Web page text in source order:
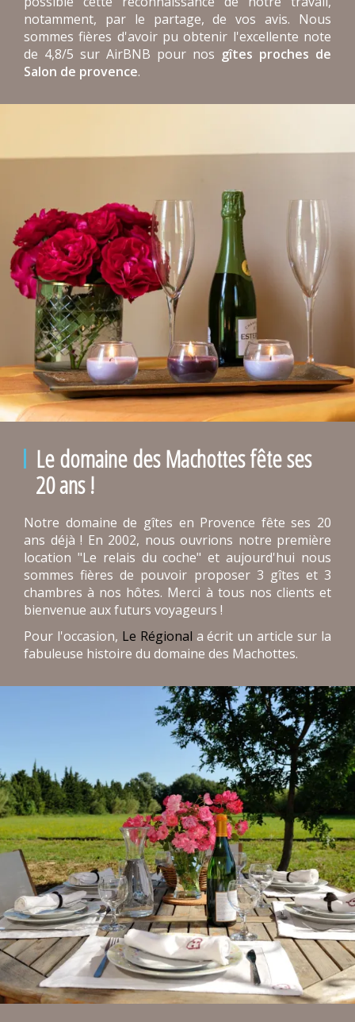
notamment, par le partage, de vos avis. Nous
sommes fières d'avoir pu obtenir l'excellente note
de 4,8/5 sur AirBNB pour nos gîtes proches de
Salon de provence.
Le domaine des Machottes fête ses
20 ans !
Notre domaine de gîtes en Provence fête ses 20
ans déjà ! En 2002, nous ouvrions notre première
location "Le relais du coche" et aujourd'hui nous
sommes fières de pouvoir proposer 3 gîtes et 3
chambres à nos hôtes. Merci à tous nos clients et
bienvenue aux futurs voyageurs !
Pour l'occasion, Le Régional a écrit un article sur la
fabuleuse histoire du domaine des Machottes.